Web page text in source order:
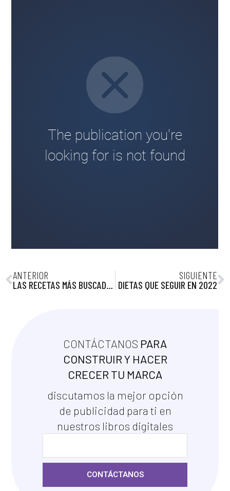
ANTERIOR
LAS RECETAS MÁS BUSCADAS DE 2021
SIGUIENTE
DIETAS QUE SEGUIR EN 2022
CONTÁCTANOS PARA
CONSTRUIR Y HACER
CRECER TU MARCA
discutamos la mejor opción
de publicidad para ti en
nuestros libros digitales
CONTÁCTANOS